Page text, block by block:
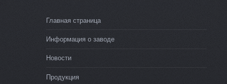
Главная страница
Информация о заводе
Новости
Продукция